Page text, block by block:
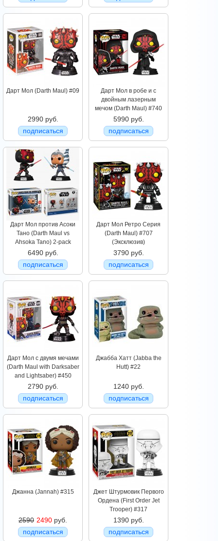
Дарт Мол (Darth Maul) #09
2990 руб.
подписаться
Дарт Мол в робе и с
двойным лазерным
мечом (Darth Maul) #740
5990 руб.
подписаться
Дарт Мол против Асоки
Тано (Darth Maul vs
Ahsoka Tano) 2-pack
6490 руб.
подписаться
Дарт Мол Ретро Серия
(Darth Maul) #707
(Эксклюзив)
3790 руб.
подписаться
Дарт Мол с двумя мечами
(Darth Maul with Darksaber
and Lightsaber) #450
2790 руб.
подписаться
Джабба Хатт (Jabba the
Hutt) #22
1240 руб.
подписаться
Джанна (Jannah) #315
2590 2490 руб.
подписаться
Джет Штурмовик Первого
Ордена (First Order Jet
Trooper) #317
1390 руб.
подписаться